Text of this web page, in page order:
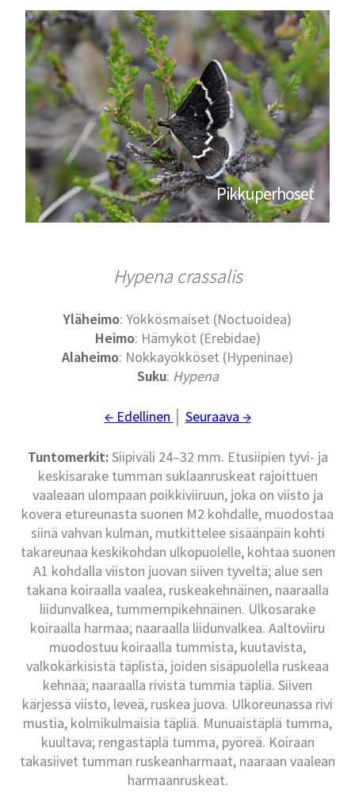
Pikkuperhoset
Hypena crassalis
Yläheimo: Yökkösmaiset (Noctuoidea)
Heimo: Hämyköt (Erebidae)
Alaheimo: Nokkayökköset (Hypeninae)
Suku: Hypena
← Edellinen Seuraava →
Tuntomerkit:Siipiväli 24–32 mm. Etusiipien tyvi- ja
keskisarake tumman suklaanruskeat rajoittuen
vaaleaan ulompaan poikkiviiruun, joka on viisto ja
kovera etureunasta suonen M2 kohdalle, muodostaa
siinä vahvan kulman, mutkittelee sisäänpäin kohti
takareunaa keskikohdan ulkopuolelle, kohtaa suonen
A1 kohdalla viiston juovan siiven tyveltä; alue sen
takana koiraalla vaalea, ruskeakehnäinen, naaraalla
liidunvalkea, tummempikehnäinen. Ulkosarake
koiraalla harmaa; naaraalla liidunvalkea. Aaltoviiru
muodostuu koiraalla tummista, kuutavista,
valkokärkisistä täplistä, joiden sisäpuolella ruskeaa
kehnää; naaraalla rivistä tummia täpliä. Siiven
kärjessä viisto, leveä, ruskea juova. Ulkoreunassa rivi
mustia, kolmikulmaisia täpliä. Munuaistäplä tumma,
kuultava; rengastäplä tumma, pyöreä. Koiraan
takasiivet tumman ruskeanharmaat, naaraan vaalean
harmaanruskeat.